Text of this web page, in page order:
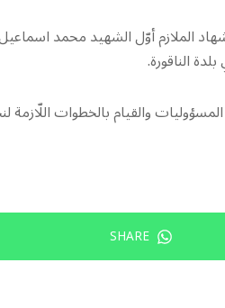
الملازم أوّل الشهيد محمد
الناقورة.
والقيام بالخطوات اللّازمة
SHARE